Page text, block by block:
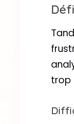
trop